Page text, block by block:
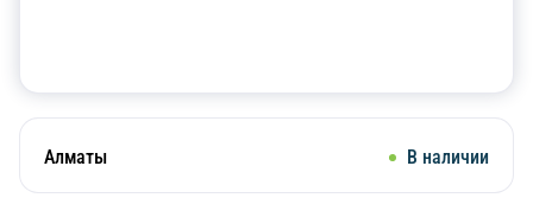
Алматы В наличии